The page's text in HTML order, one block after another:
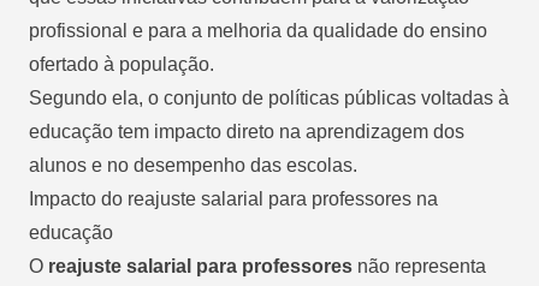
profissional e para a melhoria da qualidade do ensino
ofertado à população.
Segundo ela, o conjunto de políticas públicas voltadas à
educação tem impacto direto na aprendizagem dos
alunos e no desempenho das escolas.
Impacto do reajuste salarial para professores na
educação
O reajuste salarial para professores não representa